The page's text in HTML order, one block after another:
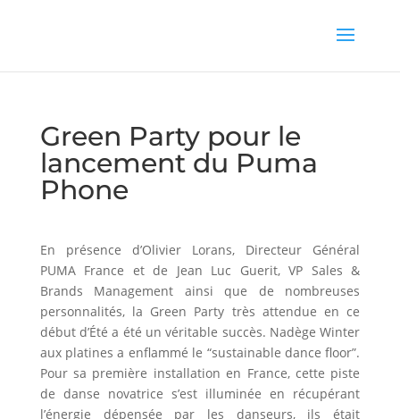
Green Party pour le
lancement du Puma
Phone
En présence d’Olivier Lorans, Directeur Général
PUMA France et de Jean Luc Guerit, VP Sales &
Brands Management ainsi que de nombreuses
personnalités, la Green Party très attendue en ce
début d’Été a été un véritable succès. Nadège Winter
aux platines a enflammé le “sustainable dance floor”.
Pour sa première installation en France, cette piste
de danse novatrice s’est illuminée en récupérant
l’énergie dépensée par les danseurs, ils était